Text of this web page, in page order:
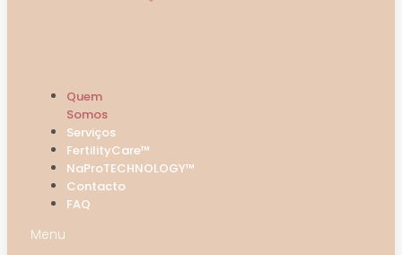
Quem
Somos
Serviços
FertilityCare™
NaProTECHNOLOGY™
Contacto
FAQ
Menu